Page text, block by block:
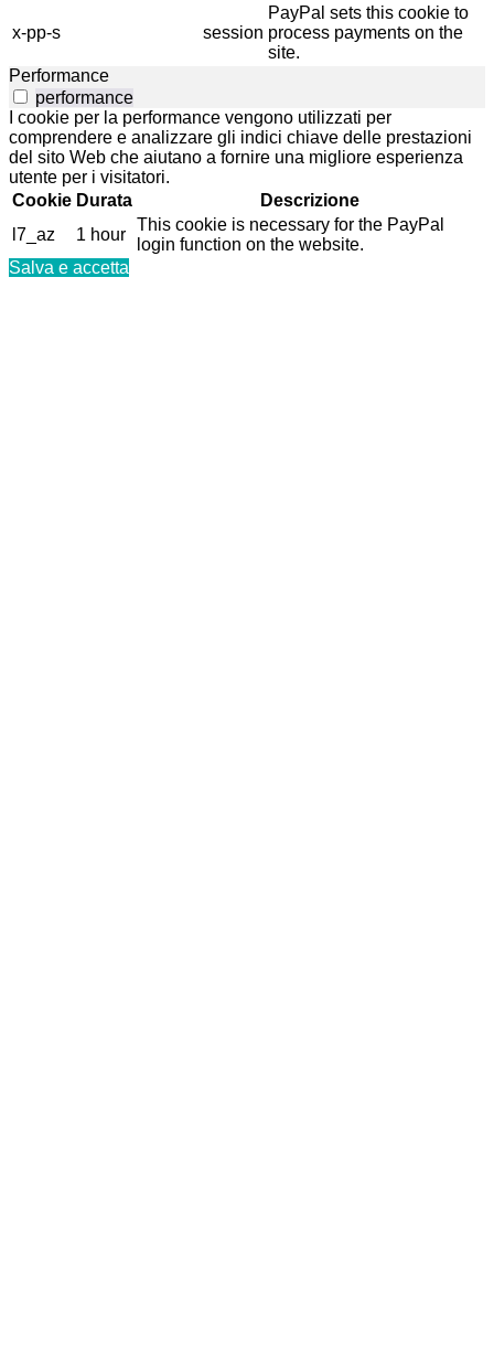
x-pp-s session
PayPal sets this cookie to
process payments on the
site.
Performance
performance
I cookie per la performance vengono utilizzati per
comprendere e analizzare gli indici chiave delle prestazioni
del sito Web che aiutano a fornire una migliore esperienza
utente per i visitatori.
Cookie Durata
Descrizione
l7_az
1 hour
This cookie is necessary for the PayPal
login function on the website.
Salva e accetta